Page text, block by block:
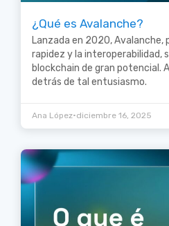
¿Qué es Avalanche?
Lanzada en 2020, Avalanche,
rapidez y la interoperabilidad,
blockchain de gran potencial.
detrás de tal entusiasmo.
Ana López•diciembre 16, 2025